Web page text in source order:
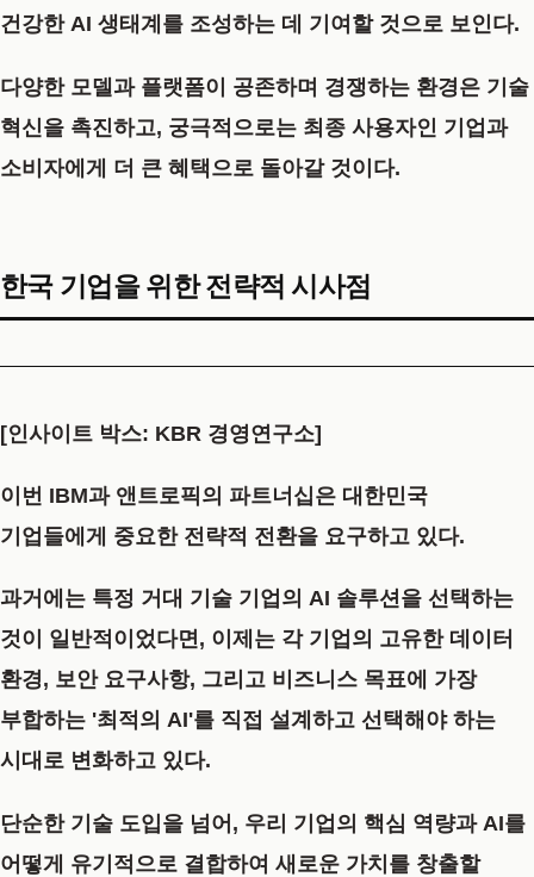
건강한 AI 생태계를 조성하는 데 기여할 것으로 보인다.
다양한 모델과 플랫폼이 공존하며 경쟁하는 환경은 기술
혁신을 촉진하고, 궁극적으로는 최종 사용자인 기업과
소비자에게 더 큰 혜택으로 돌아갈 것이다.
한국 기업을 위한 전략적 시사점
[인사이트 박스: KBR 경영연구소]
이번 IBM과 앤트로픽의 파트너십은 대한민국
기업들에게 중요한 전략적 전환을 요구하고 있다.
과거에는 특정 거대 기술 기업의 AI 솔루션을 선택하는
것이 일반적이었다면, 이제는 각 기업의 고유한 데이터
환경, 보안 요구사항, 그리고 비즈니스 목표에 가장
부합하는 '최적의 AI'를 직접 설계하고 선택해야 하는
시대로 변화하고 있다.
단순한 기술 도입을 넘어, 우리 기업의 핵심 역량과 AI를
어떻게 유기적으로 결합하여 새로운 가치를 창출할